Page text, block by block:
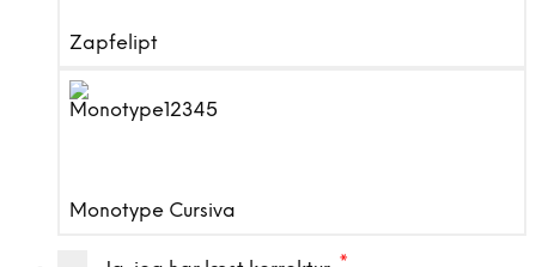
Zapfelipt
Monotype Cursiva